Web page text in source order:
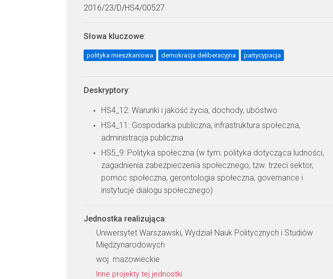
2016/23/D/HS4/00527
Słowa kluczowe:
polityka mieszkaniowa demokracja deliberacyjna partycypacja
Deskryptory:
HS4_12: Warunki i jakość życia, dochody, ubóstwo
HS4_11: Gospodarka publiczna, infrastruktura społeczna,
administracja publiczna
HS5_9: Polityka społeczna (w tym: polityka dotycząca ludności,
zagadnienia zabezpieczenia społecznego, tzw. trzeci sektor,
pomoc społeczna, gerontologia społeczna, governance i
instytucje dialogu społecznego)
Jednostka realizująca:
Uniwersytet Warszawski, Wydział Nauk Politycznych i Studiów
Międzynarodowych
woj. mazowieckie
Inne projekty tej jednostki